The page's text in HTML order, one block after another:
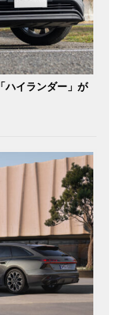
ハイランダー」が